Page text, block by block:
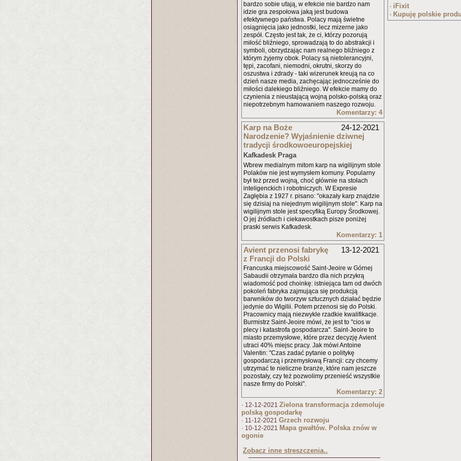
bardzo sobie ufają, w efekcie nie bardzo nam
idzie gra zespołowa jaką jest budowa
efektywnego państwa. Polacy mają świetne
osiągnięcia jako jednostki, lecz mizerne jako
zespół. Często jest tak, że ci, którzy pozorują
miłość bliźniego, sprowadzają to do abstrakcji i
symboli, obrzydzając nam realnego bliźniego z
którym żyjemy obok. Polacy są nietolerancyjni,
tępi, zacofani, niemodni, okrutni, skorzy do
oszustwa i zdrady - taki wizerunek kreują na co
dzień nasze media, zachęcając jednocześnie do
miłości dalekiego bliźniego. W efekcie mamy do
czynienia z nieustającą wojną polsko-polską oraz
niepotrzebnym hamowaniem naszego rozwoju.
Komentarzy: 4
24-12-2021
Karp na Boże
Narodzenie? Wyjaśnienie dziwnej
tradycji środkowoeuropejskiej
Kafkadesk Praga
Wbrew medialnym mitom karp na wigilijnym stole
Polaków nie jest wymysłem komuny. Popularny
był też przed wojną, choć głównie na stołach
inteligenckich i robotniczych. W Expresie
Zagłębia z 1927 r. pisano: "okazały karp znajdzie
się dzisiaj na niejednym wigilijnym stole". Karp na
wigilijnym stole jest specyfiką Europy Środkowej.
O jej źródłach i ciekawostkach pisze poniżej
praski serwis Kafkadesk.
Komentarzy: 1
13-12-2021
Avient przenosi fabrykę
z Francji do Polski
Francuska miejscowość Saint-Jeoire w Górnej
Sabaudii otrzymała bardzo dla nich przykrą
wiadomość pod choinkę: istniejąca tam od dwóch
pokoleń fabryka zajmująca się produkcją
barwników do tworzyw sztucznych działać będzie
jedynie do Wigilii. Potem przenosi się do Polski.
Pracownicy mają niezwykle rzadkie kwalifikacje.
Burmistrz Saint-Jeoire mówi, że jest to "cios w
plecy i katastrofa gospodarcza". Saint-Jeoire to
miasto przemysłowe, które przez decyzję Avient
utraci 40% miejsc pracy. Jak mówi Antoine
Valentin: "Czas zadać pytanie o politykę
gospodarczą i przemysłową Francji: czy chcemy
utrzymać te nieliczne branże, które nam jeszcze
pozostały, czy też pozwolimy przenieść wszystkie
nasze firmy do Polski".
Komentarzy: 2
· 12-12-2021 Zielona transformacja zdemoluje
polską gospodarkę
· 11-12-2021 Grzech rozwoju
· 10-12-2021 Mapa gwałtów. Polska znów w
ogonie
Zobacz inne streszczenia..
· iFixit
· Kupuję polskie